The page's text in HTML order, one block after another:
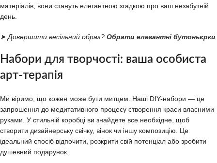
матеріалів, вони стануть елегантною згадкою про ваш незабутній
день.
➤ Довершити весільний образ? Обрати елегантні бутоньєрки
Набори для творчості: ваша особиста
арт-терапія
Ми віримо, що кожен може бути митцем. Наші DIY-набори — це
запрошення до медитативного процесу створення краси власними
руками. У стильній коробці ви знайдете все необхідне, щоб
створити дизайнерську свічку, вінок чи іншу композицію. Це
ідеальний спосіб відпочити, розкрити свій потенціал або зробити
душевний подарунок.